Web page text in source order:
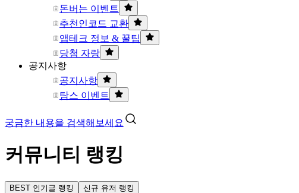
돈버는 이벤트
추천인코드 교환
앱테크 정보 & 꿀팁
당첨 자랑
공지사항
공지사항
탐스 이벤트
궁금한 내용을 검색해보세요
커뮤니티 랭킹
BEST 인기글 랭킹 신규 유저 랭킹